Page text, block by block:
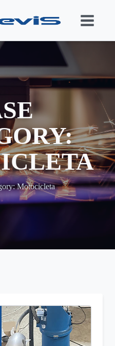
Motocicleta